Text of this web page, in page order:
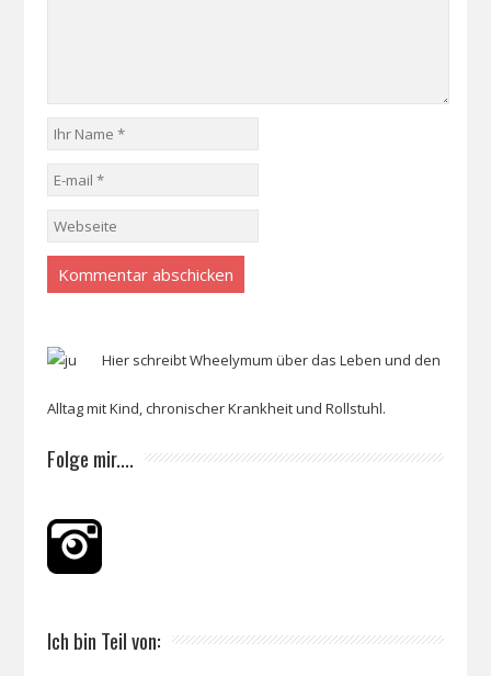
Hier schreibt Wheelymum über das Leben und den
Alltag mit Kind, chronischer Krankheit und Rollstuhl.
Folge mir....
Ich bin Teil von: